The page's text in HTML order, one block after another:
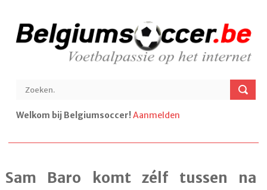
Welkom bij Belgiumsoccer!Aanmelden
Sam Baro komt zélf tussen na